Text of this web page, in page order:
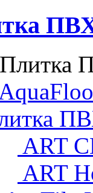
ART
ART